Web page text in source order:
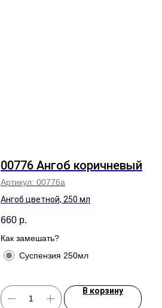
00776 Ангоб коричневый
Артикул: 00776а
Ангоб цветной, 250 мл
660 р.
Как замешать?
Суспензия 250мл
В корзину